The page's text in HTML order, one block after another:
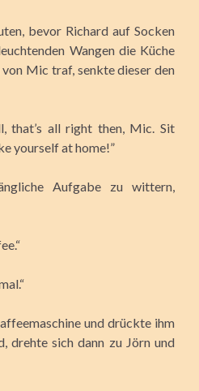
bevor Richard auf Socken
Wangen die Küche
Mic traf, senkte dieser den
that’s all right then, Mic. Sit
yourself at home!”
Aufgabe zu wittern,
und drückte ihm
drehte sich dann zu Jörn und